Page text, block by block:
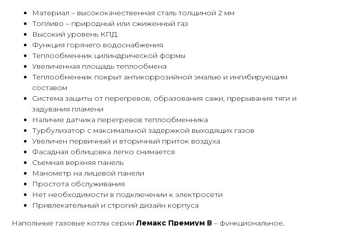
Материал – высококачественная сталь толщиной 2 мм
Топливо – природный или сжиженный газ
Высокий уровень КПД
Функция горячего водоснабжения
Теплообменник цилиндрической формы
Увеличенная площадь теплообмена
Теплообменник покрыт антикоррозийной эмалью и ингибирующим
составом
Система защиты от перегревов, образования сажи, прерывания тяги и
задувания пламени
Наличие датчика перегревов теплообменника
Турбулизатор с максимальной задержкой выходящих газов
Увеличен первичный и вторичный приток воздуха
Фасадная облицовка легко снимается
Съемная верхняя панель
Манометр на лицевой панели
Простота обслуживания
Нет необходимости в подключении к электросети
Привлекательный и строгий дизайн корпуса
Напольные газовые котлы серии Лемакс Премиум В – функциональное,